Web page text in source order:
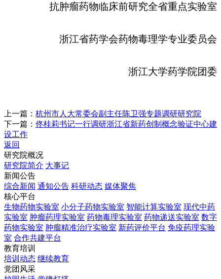
抗肿瘤药物临床前研究全省重点实验室
浙江省药学会药物毒理学专业委员会
浙江大学药学院团委
上一篇： 杭州市人大常委会副主任陈卫强专题调研研究院
下一篇： 佟桂莉书记一行调研浙江省新药创制概念验证中心建
设工作
返回
研究院概况
研究院简介 大事记
新闻公告
综合新闻 通知公告 科研动态 媒体聚焦
核心平台
生物药物实验室 小分子药物实验室 智能计算实验室 现代中药
实验室 肿瘤药理实验室 药物毒理实验室 药物递送实验室 数字
药物实验室 肿瘤精准治疗实验室 新药评价平台 免疫药理实验
室 合作共建平台
教育培训
培训动态 继续教育
党团风采